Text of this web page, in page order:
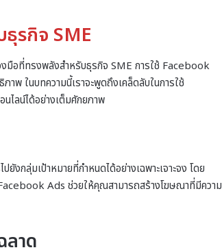
รกิจ SME
มือที่ทรงพลังสำหรับธุรกิจ SME การใช้ Facebook
พ ในบทความนี้เราจะพูดถึงเคล็ดลับในการใช้
ไลน์ได้อย่างเต็มศักยภาพ
งกลุ่มเป้าหมายที่กำหนดได้อย่างเฉพาะเจาะจง โดย
Ads ช่วยให้คุณสามารถสร้างโฆษณาที่มีความ
ลาด